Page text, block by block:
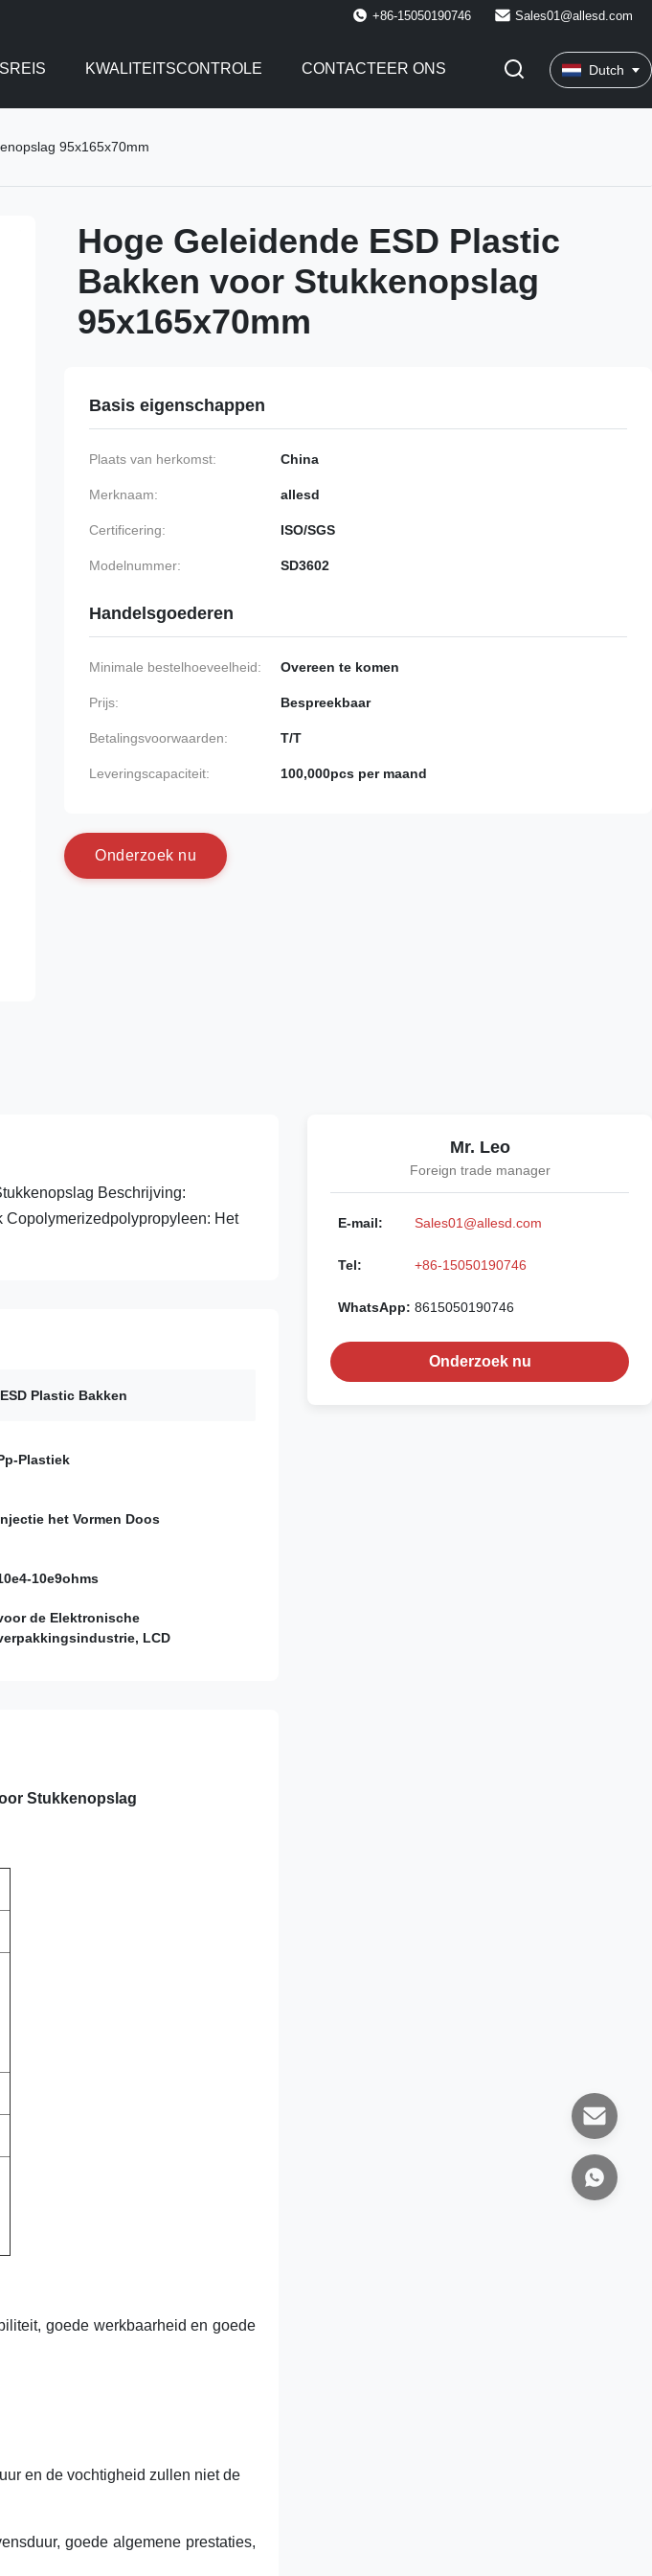
+86-15050190746 Sales01@allesd.com
KWALITEITSCONTROLE CONTACTEER ONS Dutch
95x165x70mm
Hoge Geleidende ESD Plastic
Bakken voor Stukkenopslag
95x165x70mm
Basis eigenschappen
Plaats van herkomst: China
Merknaam: allesd
Certificering: ISO/SGS
Modelnummer: SD3602
Handelsgoederen
Minimale bestelhoeveelheid: Overeen te komen
Prijs: Bespreekbaar
Betalingsvoorwaarden: T/T
Leveringscapaciteit: 100,000pcs per maand
Onderzoek nu
Beschrijving:
Copolymerizedpolypropyleen: Het
Plastic Bakken
Plastiek
het Vormen Doos
10e9ohms
de Elektronische
LCD
Stukkenopslag
goede werkbaarheid en goede
en de vochtigheid zullen niet de
goede algemene prestaties,
Mr. Leo
Foreign trade manager
E-mail: Sales01@allesd.com
Tel: +86-15050190746
WhatsApp: 8615050190746
Onderzoek nu